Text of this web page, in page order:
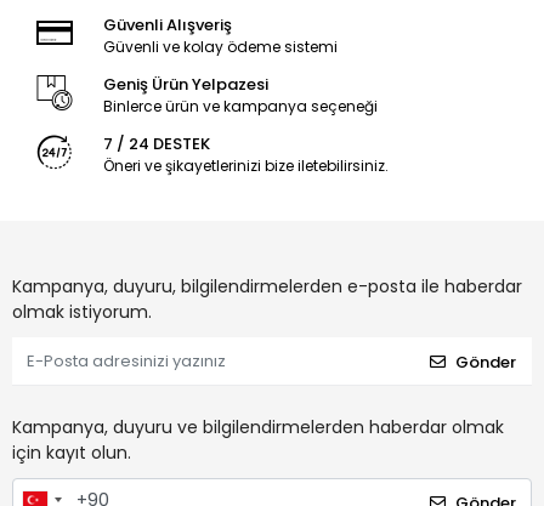
Güvenli Alışveriş
Güvenli ve kolay ödeme sistemi
Geniş Ürün Yelpazesi
Binlerce ürün ve kampanya seçeneği
7 / 24 DESTEK
Öneri ve şikayetlerinizi bize iletebilirsiniz.
Kampanya, duyuru, bilgilendirmelerden e-posta ile haberdar
olmak istiyorum.
Gönder
Kampanya, duyuru ve bilgilendirmelerden haberdar olmak
için kayıt olun.